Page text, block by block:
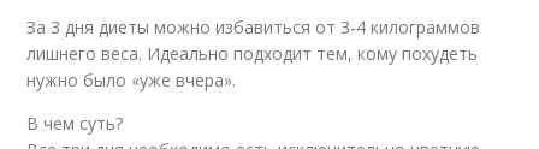
За 3 дня диеты можно избавиться от 3-4 килограммов
лишнего веса. Идеально подходит тем, кому похудеть
нужно было «уже вчера».
В чем суть?